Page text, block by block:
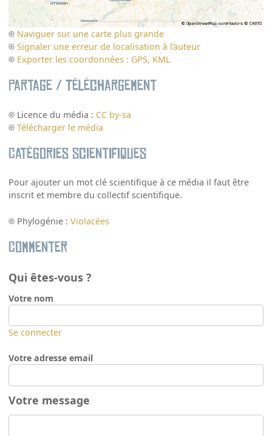
Naviguer sur une carte plus grande
Signaler une erreur de localisation à l’auteur
Exporter les coordonnées : GPS, KML
Partage / Téléchargement
Licence du média : CC by-sa
Télécharger le média
Catégories scientifiques
Pour ajouter un mot clé scientifique à ce média il faut être
inscrit et membre du collectif scientifique.
Phylogénie :Violacées
Commenter
Qui êtes-vous ?
Votre nom
Se connecter
Votre adresse email
Votre message